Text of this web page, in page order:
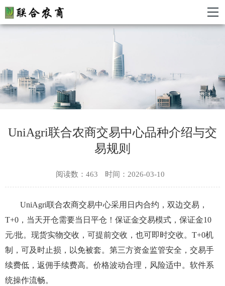
UniAgri联合农商交易中心品种介绍与交
易规则
阅读数：463 时间：2026-03-10
UniAgri联合农商交易中心采用日内合约，双边交易，
T+0，当天开仓需要当日平仓！保证金交易模式，保证金10
元/批。现货实物交收，可提前交收，也可即时交收。T+0机
制，可及时止损，以免被套。第三方资金监管安全，交易手
续费低，返佣手续费高。价格波动合理，风险适中。软件系
统操作流畅。